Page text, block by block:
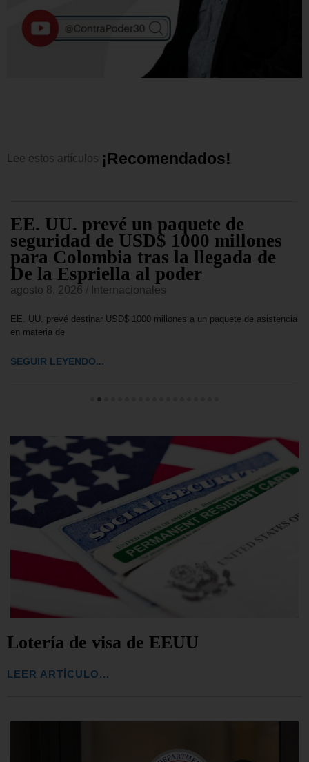
Lee estos artículos ¡Recomend ad os!
EE. UU. prevé un paquete de
seguridad de USD$ 1000 millones
para Colombia tras la llegada de
De la Espriella al poder
agosto 8, 2026 Internacionales
EE. UU. prevé destinar USD$ 1000 millones a un paquete de asistencia
en materia de
SEGUIR LEYENDO...
Lotería de visa de EEUU
LEER ARTÍCULO...